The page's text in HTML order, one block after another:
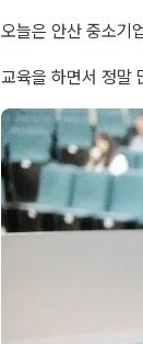
오늘은 안산 중소기
교육을 하면서 정말